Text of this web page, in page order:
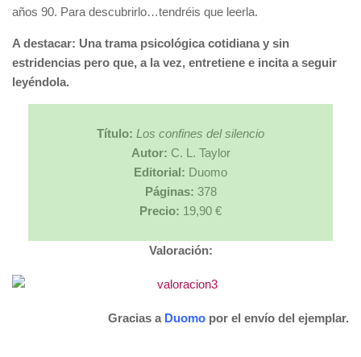
años 90. Para descubrirlo…tendréis que leerla.
A destacar: Una trama psicológica cotidiana y sin
estridencias pero que, a la vez, entretiene e incita a seguir
leyéndola.
Título: Los confines del silencio
Autor: C. L. Taylor
Editorial: Duomo
Páginas: 378
Precio: 19,90 €
Valoración:
Gracias a Duomo por el envío del ejemplar.